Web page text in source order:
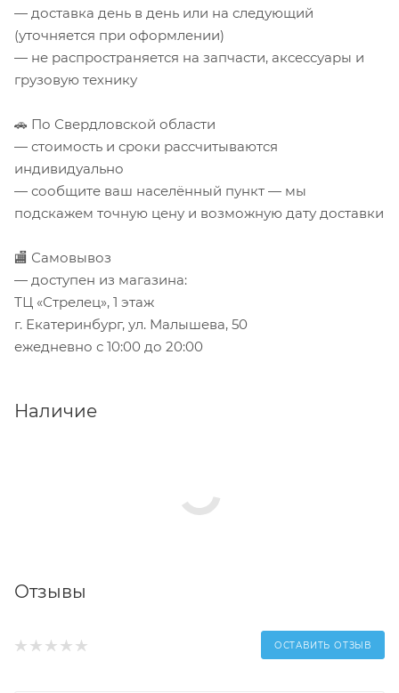
— доставка день в день или на следующий
(уточняется при оформлении)
— не распространяется на запчасти, аксессуары и
грузовую технику
🚗 По Свердловской области
— стоимость и сроки рассчитываются
индивидуально
— сообщите ваш населённый пункт — мы
подскажем точную цену и возможную дату доставки
🏬 Самовывоз
— доступен из магазина:
ТЦ «Стрелец», 1 этаж
г. Екатеринбург, ул. Малышева, 50
ежедневно с 10:00 до 20:00
Наличие
Отзывы
ОСТАВИТЬ ОТЗЫВ